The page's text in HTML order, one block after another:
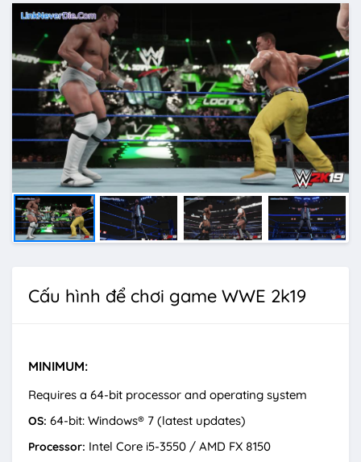
Cấu hình để chơi game WWE 2k19
MINIMUM:
Requires a 64-bit processor and operating system
OS: 64-bit: Windows® 7 (latest updates)
Processor: Intel Core i5-3550 / AMD FX 8150